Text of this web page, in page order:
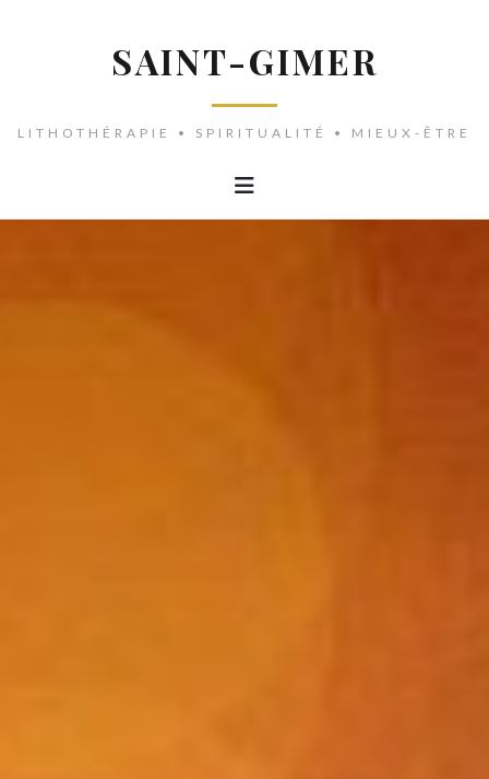
SAINT-GIMER
LITHOTHÉRAPIE • SPIRITUALITÉ • MIEUX-ÊTRE